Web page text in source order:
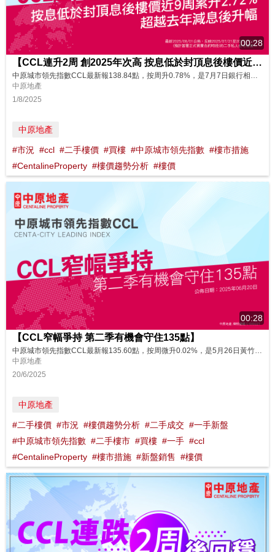
00:28
【CCL連升2周 創2025年次高 按息低於封頂息後樓價近9周累升2.72% 超越去年減息後升幅】
中原城市領先指數CCL最新報138.84點，按周升0.78%，是7月7日銀行相繼調高按揭現金回贈，8日元朗朗日峰公布首張價單30伙，9日及13日屯門NOVO LAND第3A期次輪及第3輪價單銷售共236伙，11日金管局第5度承接港元沽盤，累接723.54億港元，13日西營盤東邊街9號首輪價單發售69伙當周市況。CCL連升2周共1.76%，指數為今年次高，即創1月初後的29周新高。5月開始拆息回落，...
中原地產
1/8/2025
中原地產
#市況 #ccl #二手樓價 #買樓 #中原城市領先指數 #樓市措施
#CentalineProperty #樓價趨勢分析 #樓價
00:28
【CCL窄幅爭持 第二季有機會守住135點】
中原地產
20/6/2025
中原地產
#二手樓價 #市況 #樓價趨勢分析 #二手成交 #一手新盤
#中原城市領先指數 #二手樓市 #買樓 #一手 #ccl
#CentalineProperty #樓市措施 #新盤銷售 #樓價